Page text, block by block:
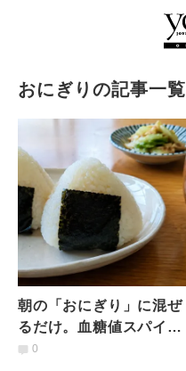
おにぎりの記事一覧
朝の「おにぎり」に混ぜ
るだけ。血糖値スパイク
を防ぐ具材5選｜管理栄養
0